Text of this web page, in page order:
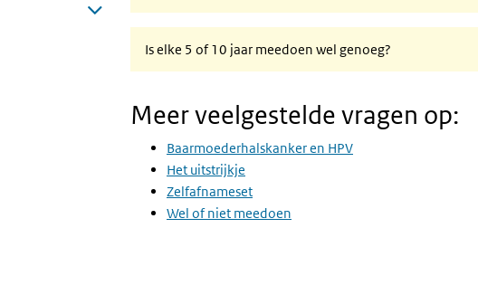
Is elke 5 of 10 jaar meedoen wel genoeg?
Meer veelgestelde vragen op:
Baarmoederhalskanker en HPV
Het uitstrijkje
Zelfafnameset
Wel of niet meedoen